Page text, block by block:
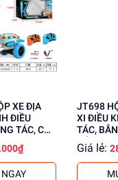
sự giám sát
tạo
của trẻ
tôi cung cấp giá sỉ
tin chi tiết!
ĐIỀU
TÁC, CÓ
JT698 HỘP XE ĐỊA HÌNH
XI ĐIỀU
TÁC,
CÓ SẠC
Giá lẻ: